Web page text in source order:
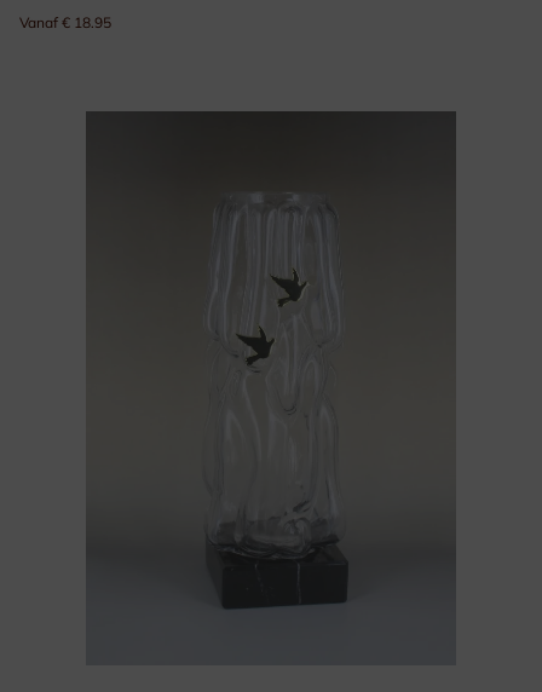
Vanaf € 18.95